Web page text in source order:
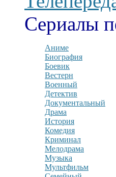
Сериалы
Аниме
Биография
Боевик
Вестерн
Военный
Детектив
Документальный
Драма
История
Комедия
Криминал
Мелодрама
Музыка
Мультфильм